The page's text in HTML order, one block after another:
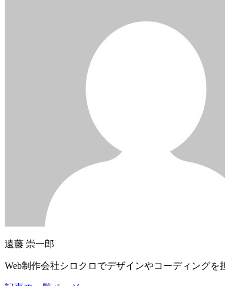
遠藤 崇一郎
Web制作会社シロクロでデザインやコーディング